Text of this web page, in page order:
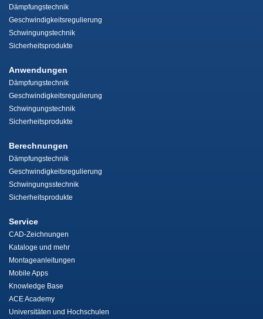
Dämpfungstechnik
Geschwindigkeitsregulierung
Schwingungstechnik
Sicherheitsprodukte
Anwendungen
Dämpfungstechnik
Geschwindigkeitsregulierung
Schwingungstechnik
Sicherheitsprodukte
Berechnungen
Dämpfungstechnik
Geschwindigkeitsregulierung
Schwingungsstechnik
Sicherheitsprodukte
Service
CAD-Zeichnungen
Kataloge und mehr
Montageanleitungen
Mobile Apps
Knowledge Base
ACE Academy
Universitäten und Hochschulen